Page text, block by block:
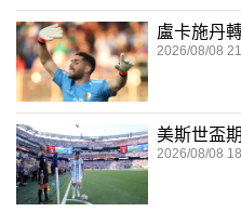
盧卡施丹
2026/08/08
美斯世盃
2026/08/08